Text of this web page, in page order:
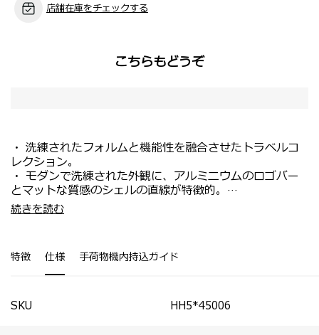
店舗在庫をチェックする
こちらもどうぞ
・ 洗練されたフォルムと機能性を融合させたトラベルコ
レクション。
・ モダンで洗練された外観に、アルミニウムのロゴバー
とマットな質感のシェルの直線が特徴的。
・ Aero-Trac™ II サスペンションホイールがノイズや振
動を低減し、快適な操作性を実現。
ーを装備。
・ フロントには旅の合間にちょっとした荷物が掛けられ
・ 荷物を整理するのに便利なパッキングキューブが付
・ 国内旅行の新幹線移動や修学旅行に人気のサイズ。
・ 2～3泊の旅行でも帰りに荷物が増えるため、機内持ち
荷物が増えても収納容量をアップ可能。
・ ファスナー引手に備えられた磁石により、ロック時に
続きを読む
特徴 仕様 手荷物機内持込ガイド
SKU HH5*45006